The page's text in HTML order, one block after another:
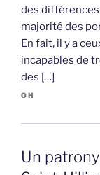
des différences
majorité des
En fait, il y a
incapables de
des […]
OH
Un